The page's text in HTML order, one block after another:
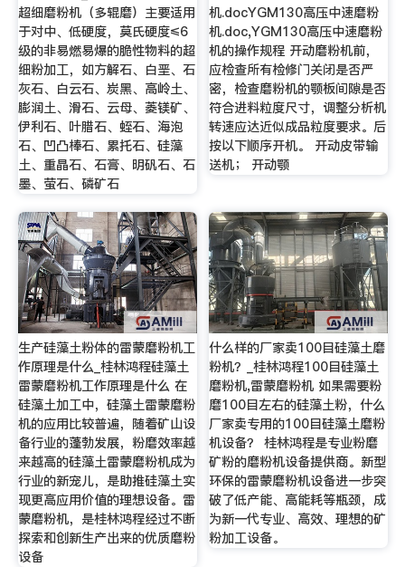
超细磨粉机（多辊磨）主要适用
于对中、低硬度，莫氏硬度≤6
级的非易燃易爆的脆性物料的超
细粉加工，如方解石、白垩、石
灰石、白云石、炭黑、高岭土、
膨润土、滑石、云母、菱镁矿、
伊利石、叶腊石、蛭石、海泡
石、凹凸棒石、累托石、硅藻
土、重晶石、石膏、明矾石、石
墨、萤石、磷矿石
机.docYGM130高压中速磨粉
机.doc,YGM130高压中速磨粉
机的操作规程 开动磨粉机前，
应检查所有检修门关闭是否严
密，检查磨粉机的颚板间隙是否
符合进料粒度尺寸，调整分析机
转速应达近似成品粒度要求。后
按以下顺序开机。 开动皮带输
送机； 开动颚
生产硅藻土粉体的雷蒙磨粉机工
作原理是什么_桂林鸿程硅藻土
雷蒙磨粉机工作原理是什么 在
硅藻土加工中，硅藻土雷蒙磨粉
机的应用比较普遍，随着矿山设
备行业的蓬勃发展，粉磨效率越
来越高的硅藻土雷蒙磨粉机成为
行业的新宠儿，是助推硅藻土实
现更高应用价值的理想设备。雷
蒙磨粉机，是桂林鸿程经过不断
探索和创新生产出来的优质磨粉
设备
什么样的厂家卖100目硅藻土磨
粉机？_桂林鸿程100目硅藻土
磨粉机,雷蒙磨粉机 如果需要粉
磨100目左右的硅藻土粉，什么
厂家卖专用的100目硅藻土磨粉
机设备？ 桂林鸿程是专业粉磨
矿粉的磨粉机设备提供商。新型
环保的雷蒙磨粉机设备进一步突
破了低产能、高能耗等瓶颈，成
为新一代专业、高效、理想的矿
粉加工设备。